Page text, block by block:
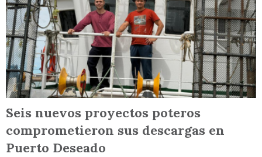
Seis nuevos proyectos poteros
comprometieron sus descargas en
Puerto Deseado